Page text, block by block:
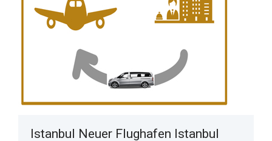
Istanbul Neuer Flughafen Istanbul